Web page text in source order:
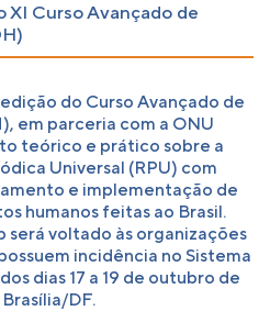
XI Curso Avançado de
do Curso Avançado de
em parceria com a ONU
teórico e prático sobre a
Universal (RPU) com
e implementação de
humanos feitas ao Brasil.
será voltado às organizações
incidência no Sistema
dias 17 a 19 de outubro de
Brasília/DF.